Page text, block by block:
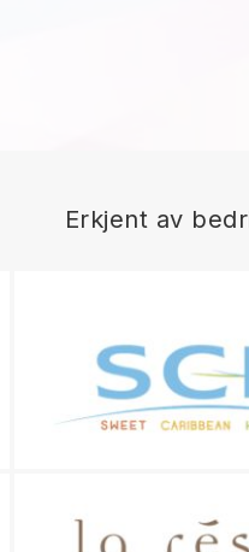
Erkjent av